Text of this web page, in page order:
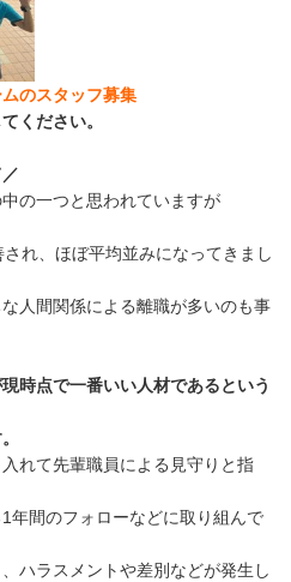
ムのスタッフ募集
ください。
の一つと思われていますが
れ、ほぼ平均並みになってきまし
人間関係による離職が多いのも事
時点で一番いい人材であるという
れて先輩職員による見守りと指
年間のフォローなどに取り組んで
ハラスメントや差別などが発生し